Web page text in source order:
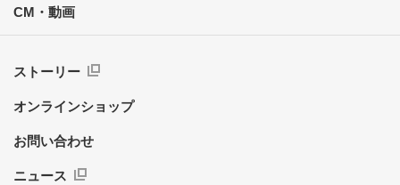
CM・動画
ストーリー
オンラインショップ
お問い合わせ
ニュース